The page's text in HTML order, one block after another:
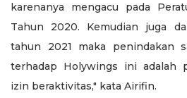
karenanya mengacu pada
Tahun 2020. Kemudian juga
tahun 2021 maka penindakan
terhadap Holywings ini adalah
izin beraktivitas," kata Airifin.